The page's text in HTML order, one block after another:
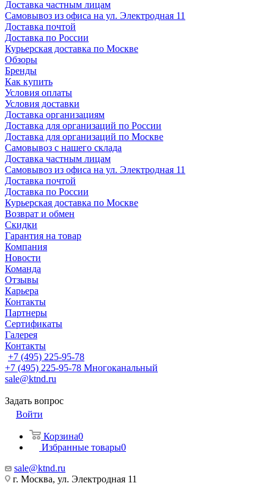
Доставка частным лицам
Самовывоз из офиса на ул. Электродная 11
Доставка почтой
Доставка по России
Курьерская доставка по Москве
Обзоры
Бренды
Как купить
Условия оплаты
Условия доставки
Доставка организациям
Доставка для организаций по России
Доставка для организаций по Москве
Самовывоз с нашего склада
Доставка частным лицам
Самовывоз из офиса на ул. Электродная 11
Доставка почтой
Доставка по России
Курьерская доставка по Москве
Возврат и обмен
Скидки
Гарантия на товар
Компания
Новости
Команда
Отзывы
Карьера
Контакты
Партнеры
Сертификаты
Галерея
Контакты
+7 (495) 225-95-78
+7 (495) 225-95-78 Многоканальный
sale@ktnd.ru
Задать вопрос
Войти
Корзина0
Избранные товары0
sale@ktnd.ru
г. Москва, ул. Электродная 11